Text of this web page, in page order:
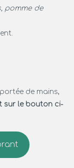
pomme de
de mains,
sur le bouton ci-